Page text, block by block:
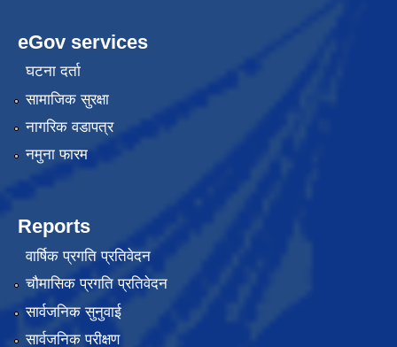
eGov services
घटना दर्ता
सामाजिक सुरक्षा
नागरिक वडापत्र
नमुना फारम
Reports
वार्षिक प्रगति प्रतिवेदन
चौमासिक प्रगति प्रतिवेदन
सार्वजनिक सुनुवाई
सार्वजनिक परीक्षण